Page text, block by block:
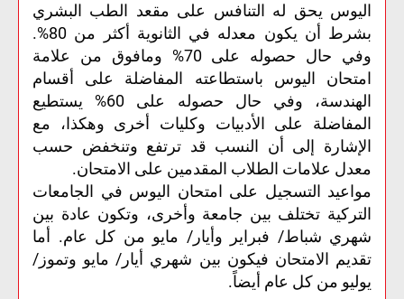
اليوس يحق له التنافس على مقعد الطب البشري
بشرط أن يكون معدله في الثانوية أكثر من 80%.
وفي حال حصوله على 70% ومافوق من علامة
امتحان اليوس باستطاعته المفاضلة على أقسام
الهندسة، وفي حال حصوله على 60% يستطيع
المفاضلة على الأدبيات وكليات أخرى وهكذا، مع
الإشارة إلى أن النسب قد ترتفع وتنخفض حسب
معدل علامات الطلاب المقدمين على الامتحان.
مواعيد التسجيل على امتحان اليوس في الجامعات
التركية تختلف بين جامعة وأخرى، وتكون عادة بين
شهري شباط/ فبراير وأيار/ مايو من كل عام. أما
تقديم الامتحان فيكون بين شهري أيار/ مايو وتموز/
يوليو من كل عام أيضاً.